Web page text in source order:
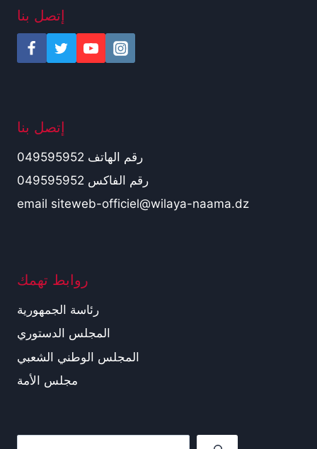
إتصل بنا
إتصل بنا
رقم الهاتف 049595952
رقم الفاكس 049595952
email siteweb-officiel@wilaya-naama.dz
روابط تهمك
رئاسة الجمهورية
المجلس الدستوري
المجلس الوطني الشعبي
مجلس الأمة